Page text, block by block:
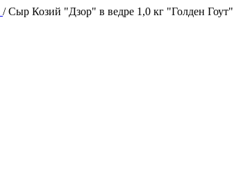
/Сыр Козий "Дзор" в ведре 1,0 кг "Голден Гоут"